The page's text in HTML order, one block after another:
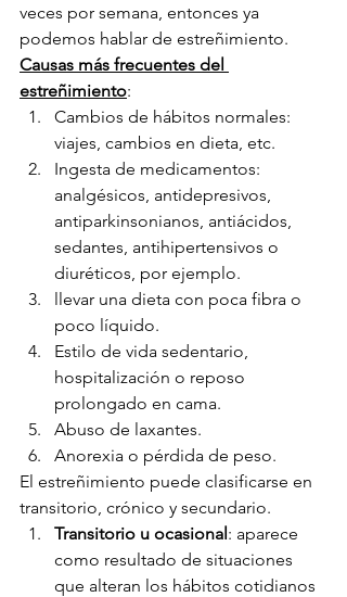
veces por semana, entonces ya
podemos hablar de estreñimiento.
Causas más frecuentes del
estreñimiento:
Cambios de hábitos normales:
viajes, cambios en dieta, etc.
Ingesta de medicamentos:
analgésicos, antidepresivos,
antiparkinsonianos, antiácidos,
sedantes, antihipertensivos o
diuréticos, por ejemplo.
llevar una dieta con poca fibra o
poco líquido.
Estilo de vida sedentario,
hospitalización o reposo
prolongado en cama.
Abuso de laxantes.
Anorexia o pérdida de peso.
El estreñimiento puede clasificarse en
transitorio, crónico y secundario.
Transitorio u ocasional: aparece
como resultado de situaciones
que alteran los hábitos cotidianos